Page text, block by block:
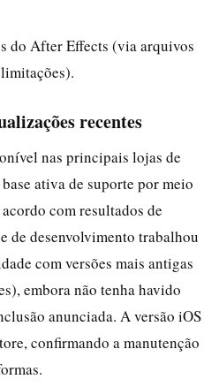
do After Effects (via arquivos
recentes
nas principais lojas de
ativa de suporte por meio
acordo com resultados de
de desenvolvimento trabalhou
com versões mais antigas
embora não tenha havido
anunciada. A versão iOS
confirmando a manutenção